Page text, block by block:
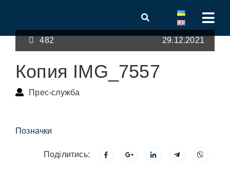
482 29.12.2021
Копия IMG_7557
Прес-служба
Позначки
Поділитись: